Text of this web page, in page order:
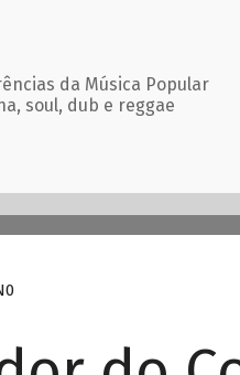
da Música Popular
soul, dub e reggae